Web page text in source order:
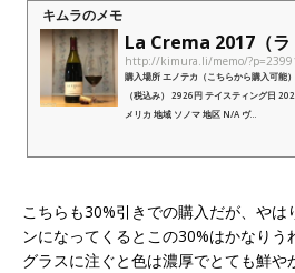
キムラのメモ
La Crema 2017（
http://kimura.li/memo/
購入場所 エノテカ（こちらから購入可能
（税込み） 2926円 テイスティング日
メリカ 地域 ソノマ 地区 N/A ヴ...
こちらも30%引きでの購入だが、やは
ンになってくるとこの30%はかなりう
グラスに注ぐと色は濃厚でとても鮮や